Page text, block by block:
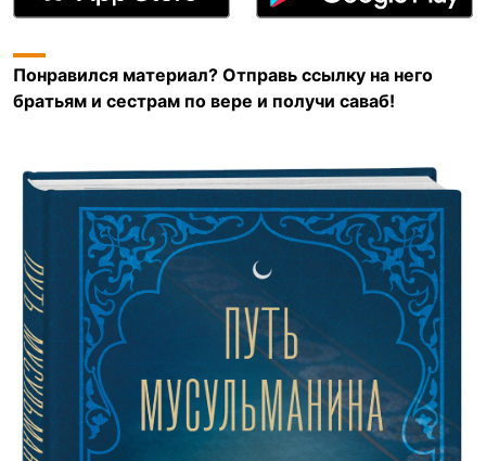
Понравился материал? Отправь ссылку на него
братьям и сестрам по вере и получи саваб!